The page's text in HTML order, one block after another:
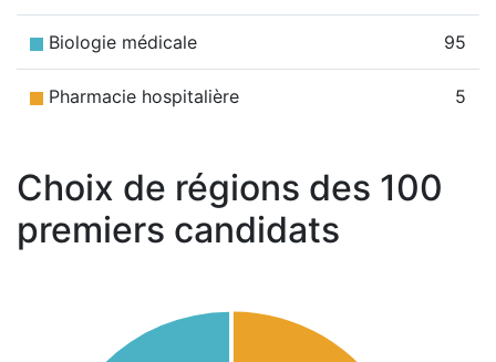
Biologie médicale 95
Pharmacie hospitalière 5
Choix de régions des 100
premiers candidats